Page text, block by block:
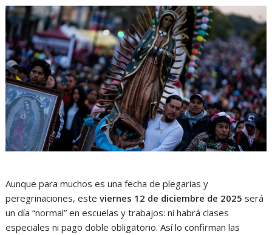
Aunque para muchos es una fecha de plegarias y
peregrinaciones, esteviernes 12 de diciembre de 2025 será
un día “normal” en escuelas y trabajos: ni habrá clases
especiales ni pago doble obligatorio. Así lo confirman las